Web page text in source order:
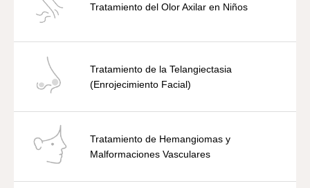
Tratamiento del Olor Axilar en Niños
Tratamiento de la Telangiectasia
(Enrojecimiento Facial)
Tratamiento de Hemangiomas y
Malformaciones Vasculares